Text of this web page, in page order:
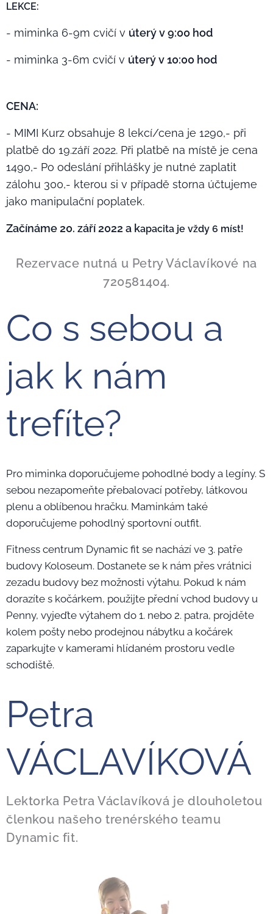
LEKCE:
- miminka 6-9m cvičí v úterý v 9:00 hod
- miminka 3-6m cvičí v úterý v 10:00 hod
CENA:
- MIMI Kurz obsahuje 8 lekcí/cena je 1290,- při
platbě do 19.září 2022. Při platbě na místě je cena
1490,- Po odeslání přihlášky je nutné zaplatit
zálohu 300,- kterou si v případě storna účtujeme
jako manipulační poplatek.
Začínáme 20. září 2022 a kapacita je vždy 6 míst!
Rezervace nutná u Petry Václavíkové na
720581404.
Co s sebou a
jak k nám
trefíte?
Pro miminka doporučujeme pohodlné body a legíny. S
sebou nezapomeňte přebalovací potřeby, látkovou
plenu a oblíbenou hračku. Maminkám také
doporučujeme pohodlný sportovní outfit.
Fitness centrum Dynamic fit se nachází ve 3. patře
budovy Koloseum. Dostanete se k nám přes vrátnici
zezadu budovy bez možnosti výtahu. Pokud k nám
dorazíte s kočárkem, použijte přední vchod budovy u
Penny, vyjeďte výtahem do 1. nebo 2. patra, projděte
kolem pošty nebo prodejnou nábytku a kočárek
zaparkujte v kamerami hlídaném prostoru vedle
schodiště.
Petra
VÁCLAVÍKOVÁ
Lektorka Petra Václavíková je dlouholetou
členkou našeho trenérského teamu
Dynamic fit.